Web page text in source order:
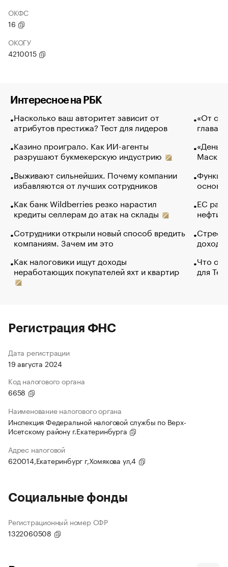
ОКФС
16
ОКОГУ
4210015
Интересное на РБК
Насколько ваш авторитет зависит от
атрибутов престижа? Тест для лидеров
Казино проиграло. Как ИИ-агенты
разрушают букмекерскую индустрию
Выживают сильнейших. Почему компании
избавляются от лучших сотрудников
Как банк Wildberries резко нарастил
кредиты селлерам до атак на склады
Сотрудники открыли новый способ вредить
компаниям. Зачем им это
Как налоговики ищут доходы
неработающих покупателей яхт и квартир
«От
глава
Маск в
основ
ЕС
нефти
Что
для
Регистрация ФНС
Дата регистрации
19 августа 2024
Код налогового органа
6658
Наименование налогового органа
Инспекция Федеральной налоговой службы по Верх-
Исетскому району г.Екатеринбурга
Адрес налоговой
620014,Екатеринбург г,Хомякова ул,4
Социальные фонды
Регистрационный номер СФР
1322060508